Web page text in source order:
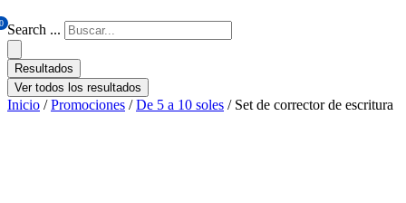
0 Search ...
Resultados
Ver todos los resultados
Inicio /Promociones /De 5 a 10 soles / Set de corrector de escritura